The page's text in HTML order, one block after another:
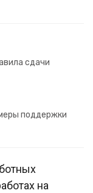
сдачи
поддержки
на